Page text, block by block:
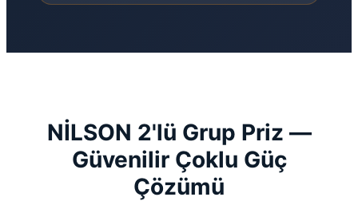
NİLSON 2'lü Grup Priz —
Güvenilir Çoklu Güç
Çözümü